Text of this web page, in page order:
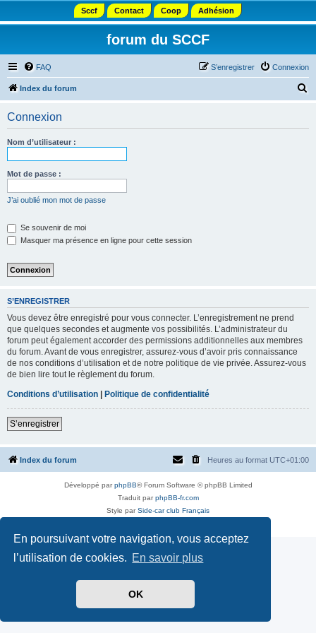
En poursuivant votre navigation, vous acceptez
l’utilisation de cookies. En savoir plus
OK
Sccf Contact Coop Adhésion
forum du SCCF
FAQ Connexion
S’enregistrer
Index du forum
Connexion
Nom d’utilisateur :
Mot de passe :
J’ai oublié mon mot de passe
Se souvenir de moi
Masquer ma présence en ligne pour cette session
S’ENREGISTRER
Vous devez être enregistré pour vous connecter. L’enregistrement ne prend
que quelques secondes et augmente vos possibilités. L’administrateur du
forum peut également accorder des permissions additionnelles aux membres
du forum. Avant de vous enregistrer, assurez-vous d’avoir pris connaissance
de nos conditions d’utilisation et de notre politique de vie privée. Assurez-vous
de bien lire tout le règlement du forum.
Conditions d’utilisation | Politique de confidentialité
S’enregistrer
Index du forum Heures au format UTC+01:00
Développé parphpBB® Forum Software © phpBB Limited
Traduit parphpBB-fr.com
Style parSide-car club Français